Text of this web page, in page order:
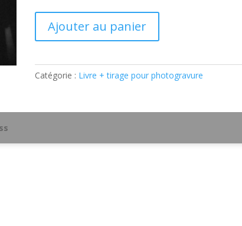
Livre
Tirage
Ajouter au panier
Catégorie : Livre + tirage pour photogravure